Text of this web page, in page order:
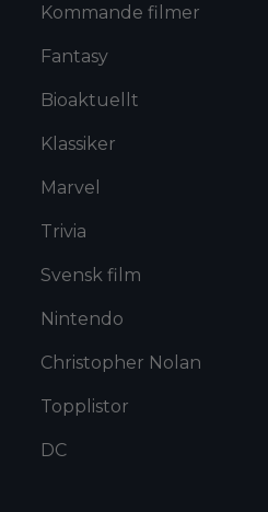
Kommande filmer
Fantasy
Bioaktuellt
Klassiker
Marvel
Trivia
Svensk film
Nintendo
Christopher Nolan
Topplistor
DC